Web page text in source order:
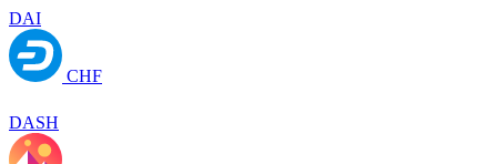
DAI
CHF
DASH